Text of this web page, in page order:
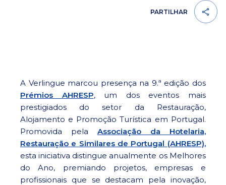
PARTILHAR
A Verlingue marcou presença na 9.ª edição dos
Prémios AHRESP, um dos eventos mais
prestigiados do setor da Restauração,
Alojamento e Promoção Turística em Portugal.
Promovida pela
Associação da Hotelaria,
Restauração e Similares de Portugal (AHRESP),
esta iniciativa distingue anualmente os Melhores
do Ano, premiando projetos, empresas e
profissionais que se destacam pela inovação,